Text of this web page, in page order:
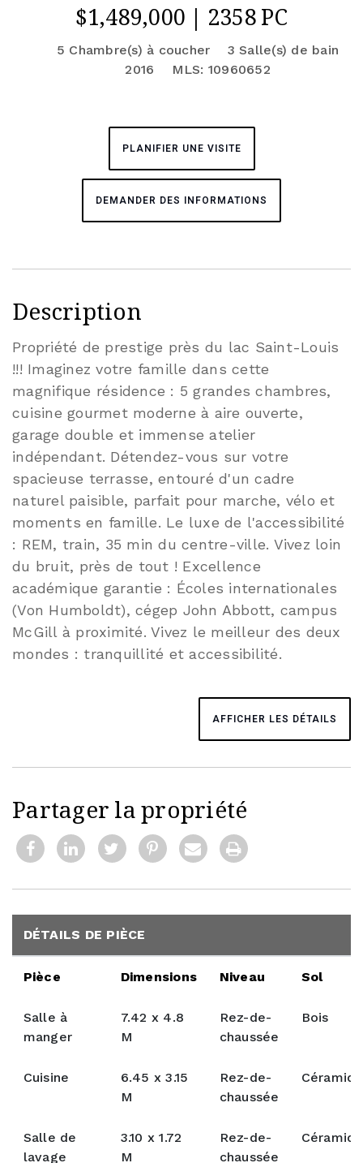
$1,489,000 | 2358 PC
5 Chambre(s) à coucher
3 Salle(s) de bain
2016
MLS: 10960652
PLANIFIER UNE VISITE
DEMANDER DES INFORMATIONS
Description
Propriété de prestige près du lac Saint-Louis
!!! Imaginez votre famille dans cette
magnifique résidence : 5 grandes chambres,
cuisine gourmet moderne à aire ouverte,
garage double et immense atelier
indépendant. Détendez-vous sur votre
spacieuse terrasse, entouré d'un cadre
naturel paisible, parfait pour marche, vélo et
moments en famille. Le luxe de l'accessibilité
: REM, train, 35 min du centre-ville. Vivez loin
du bruit, près de tout ! Excellence
académique garantie : Écoles internationales
(Von Humboldt), cégep John Abbott, campus
McGill à proximité. Vivez le meilleur des deux
mondes : tranquillité et accessibilité.
AFFICHER LES DÉTAILS
Partager la propriété
DÉTAILS DE PIÈCE
Pièce Dimensions Niveau Sol
Salle à
manger
7.42 x 4.8
M
Rez-de-
chaussée
Bois
Cuisine
6.45 x 3.15
M
Rez-de-
chaussée
Salle de
lavage
3.10 x 1.72
M
Rez-de-
chaussée